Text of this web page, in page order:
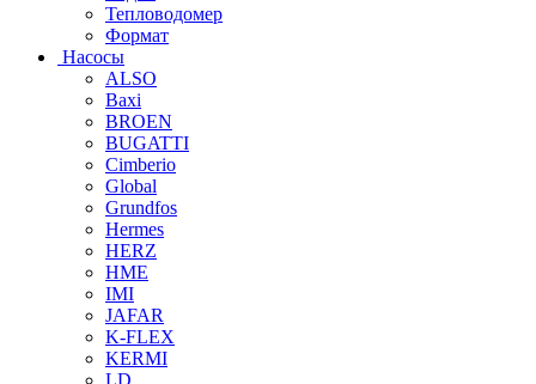
Тепловодомер
Формат
Насосы
ALSO
Baxi
BROEN
BUGATTI
Cimberio
Global
Grundfos
Hermes
HERZ
HME
IMI
JAFAR
K-FLEX
KERMI
LD